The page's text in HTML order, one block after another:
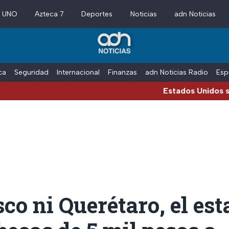
Azteca 7 Deportes Noticias adn Noticias
Seguridad Internacional Finanzas adn Noticias Radio
Estados Unidos suspende
ni Querétaro, el